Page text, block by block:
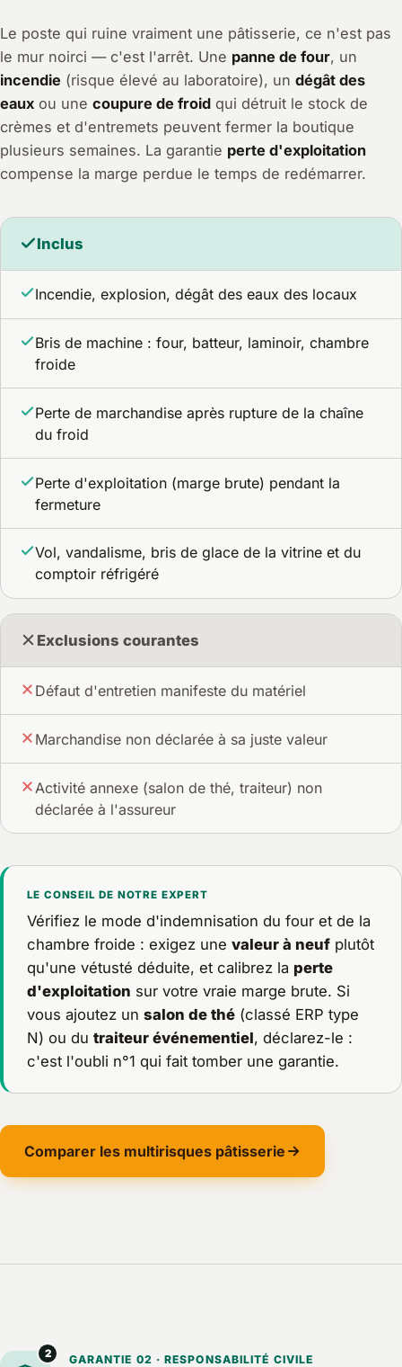
Le poste qui ruine vraiment une pâtisserie, ce n'est pas
le mur noirci — c'est l'arrêt. Une panne de four, un
incendie (risque élevé au laboratoire), un dégât des
eaux ou une coupure de froid qui détruit le stock de
crèmes et d'entremets peuvent fermer la boutique
plusieurs semaines. La garantie perte d'exploitation
compense la marge perdue le temps de redémarrer.
Inclus
Incendie, explosion, dégât des eaux des locaux
Bris de machine : four, batteur, laminoir, chambre
froide
Perte de marchandise après rupture de la chaîne
du froid
Perte d'exploitation (marge brute) pendant la
fermeture
Vol, vandalisme, bris de glace de la vitrine et du
comptoir réfrigéré
Exclusions courantes
Défaut d'entretien manifeste du matériel
Marchandise non déclarée à sa juste valeur
Activité annexe (salon de thé, traiteur) non
déclarée à l'assureur
LE CONSEIL DE NOTRE EXPERT
Vérifiez le mode d'indemnisation du four et de la
chambre froide : exigez une valeur à neufplutôt
qu'une vétusté déduite, et calibrez la perte
d'exploitation sur votre vraie marge brute. Si
vous ajoutez un salon de thé(classé ERP type
N) ou du traiteur événementiel, déclarez-le :
c'est l'oubli n°1 qui fait tomber une garantie.
Comparer les multirisques pâtisserie
2 GARANTIE 02 · RESPONSABILITÉ CIVILE